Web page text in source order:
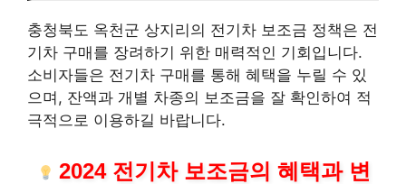
충청북도 옥천군 상지리의 전기차 보조금 정책은 전
기차 구매를 장려하기 위한 매력적인 기회입니다.
소비자들은 전기차 구매를 통해 혜택을 누릴 수 있
으며, 잔액과 개별 차종의 보조금을 잘 확인하여 적
극적으로 이용하길 바랍니다.
2024 전기차 보조금의 혜택과 변